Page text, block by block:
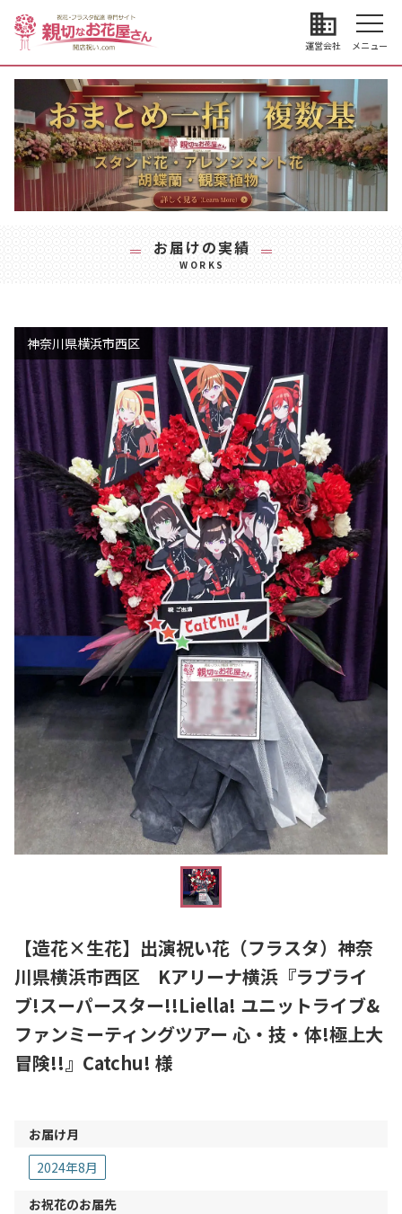
business
運営会社 メニュー
お届けの実績
WORKS
神奈川県横浜市西区
【造花×生花】出演祝い花（フラスタ）神奈
川県横浜市西区 Kアリーナ横浜『ラブライ
ブ!スーパースター!!Liella! ユニットライブ&
ファンミーティングツアー 心・技・体!極上大
冒険!!』Catchu! 様
お届け月
2024年8月
お祝花のお届先